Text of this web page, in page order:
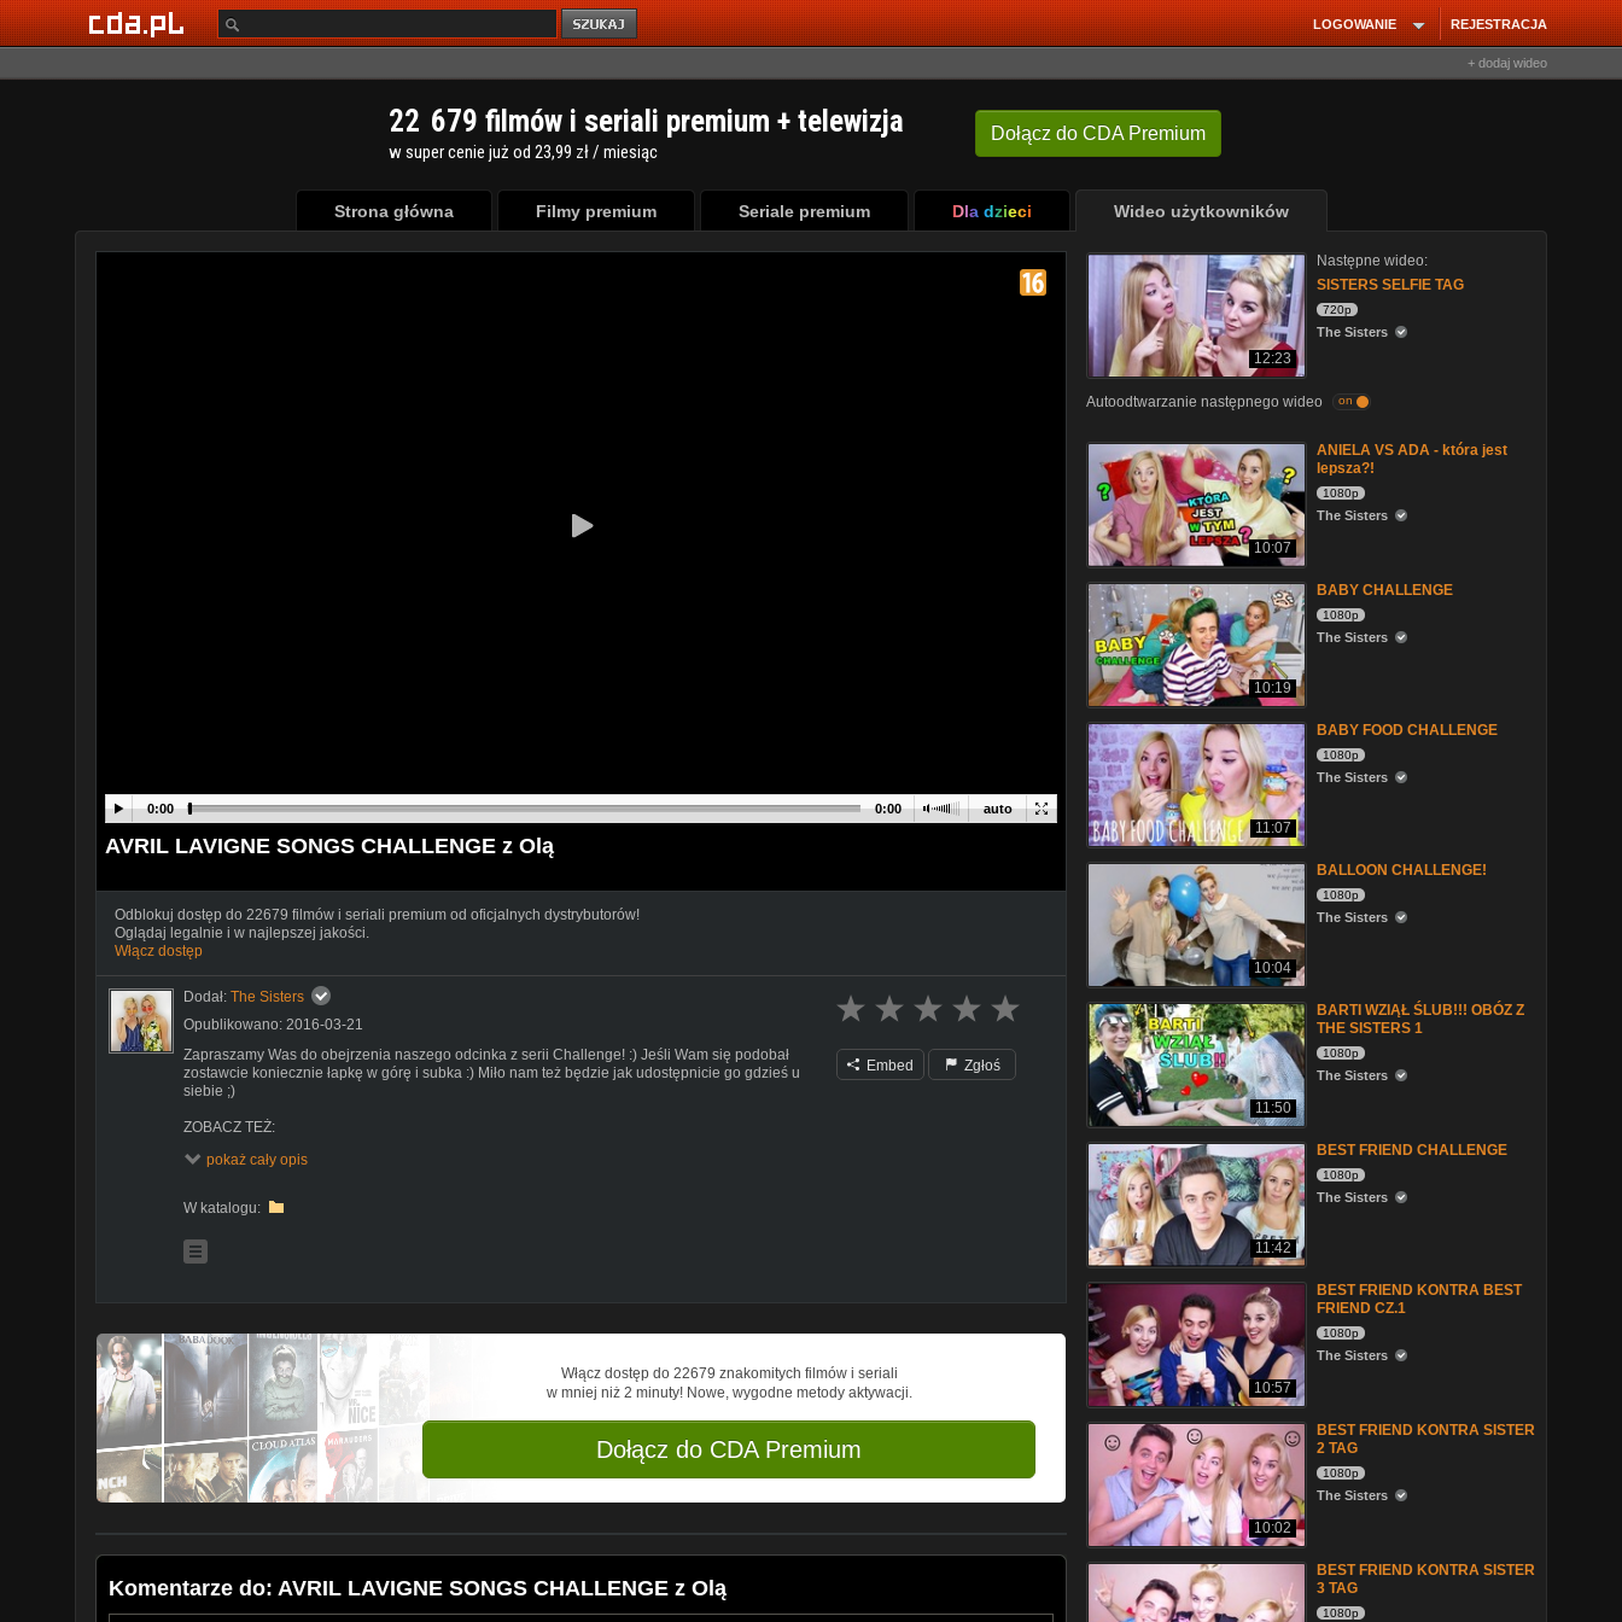
REJESTRACJA
LOGOWANIE
+ dodaj wideo
Dołącz do CDA Premium
22 679 filmów i seriali premium + telewizja
w super cenie już od 23,99 zł / miesiąc
Strona główna Filmy premium Seriale premium Dla dzieci Wideo użytkowników
auto
0:00 0:00
AVRIL LAVIGNE SONGS CHALLENGE z Olą
Odblokuj dostęp do 22679 filmów i seriali premium od oficjalnych dystrybutorów!
Oglądaj legalnie i w najlepszej jakości.
Włącz dostęp
Dodał: The Sisters
Opublikowano: 2016-03-21
Zapraszamy Was do obejrzenia naszego odcinka z serii Challenge! :) Jeśli Wam się podobał
zostawcie koniecznie łapkę w górę i subka :) Miło nam też będzie jak udostępnicie go gdzieś u
siebie ;)
ZOBACZ TEŻ:
- Kanał Bartiego - TURSON (
- Kanał Bartiego i Pauliny, czyli JUST SIBLINGS! (
rozrywki :)
Pozdrawiamy! :*
pokaż cały opis
W katalogu:
Embed Zgłoś
Włącz dostęp do 22679 znakomitych filmów i seriali
w mniej niż 2 minuty! Nowe, wygodne metody aktywacji.
Dołącz do CDA Premium
Komentarze do: AVRIL LAVIGNE SONGS CHALLENGE z Olą
12:23
Następne wideo:
SISTERS SELFIE TAG
720p
The Sisters
Autoodtwarzanie następnego wideo on
10:07
ANIELA VS ADA - która jest
lepsza?!
1080p
The Sisters
10:19
BABY CHALLENGE
1080p
The Sisters
11:07
BABY FOOD CHALLENGE
1080p
The Sisters
10:04
BALLOON CHALLENGE!
1080p
The Sisters
11:50
BARTI WZIĄŁ ŚLUB!!! OBÓZ Z
THE SISTERS 1
1080p
The Sisters
11:42
BEST FRIEND CHALLENGE
1080p
The Sisters
10:57
BEST FRIEND KONTRA BEST
FRIEND CZ.1
1080p
The Sisters
10:02
BEST FRIEND KONTRA SISTER
2 TAG
1080p
The Sisters
BEST FRIEND KONTRA SISTER
3 TAG
1080p